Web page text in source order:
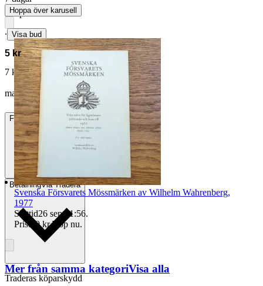
Slutpris
∙ Visa bud
5 kr
7 kr med köparskydd. Läs mer
mawel07 vann auktionen
FraktFrån 49 kr
BetalningVia Tradera
Traderas köparskydd
Hoppa över karusell
Svenska Försvarets Mössmärken av Wilhelm Wahrenberg,
1977
Sluttid26 sep 21:56.
Pris: 90 kr,Köp nu.
Mer från samma kategoriVisa alla